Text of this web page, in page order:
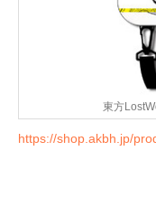
東方
https://shop.akbh.jp/